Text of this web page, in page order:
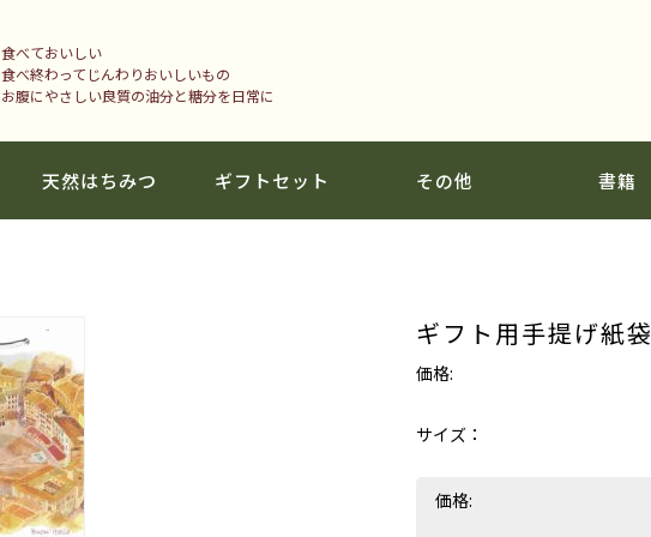
食べておいしい
食べ終わってじんわりおいしいもの
お腹にやさしい良質の油分と糖分を日常に
天然はちみつ ギフトセット その他 書籍
ギフト用手提げ紙袋
価格:
サイズ：
価格: